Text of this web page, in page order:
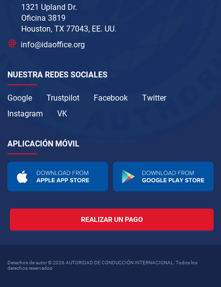
1321 Upland Dr.
Oficina 3819
Houston, TX 77043, EE. UU.
info@idaoffice.org
NUESTRA REDES SOCIALES
Google Trustpilot Facebook
Twitter
Instagram
VK
APLICACIÓN MÓVIL
REALIZAR UN PAGO
Derechos de autor © 2026 AUTORIDAD DE CONDUCCIÓN INTERNACIONAL. Todos los
derechos reservados